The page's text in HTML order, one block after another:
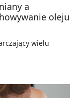
a
oleju
wielu